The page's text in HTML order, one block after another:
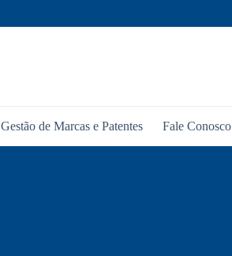
Gestão de Marcas e Patentes Fale Conosco